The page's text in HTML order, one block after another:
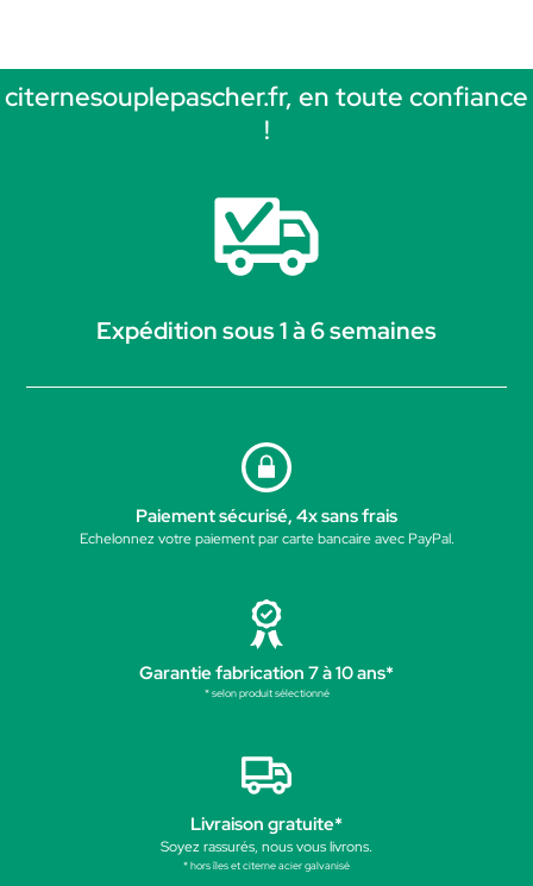
citernesouplepascher.fr, en toute confiance
!
Expédition sous 1 à 6 semaines
Paiement sécurisé, 4x sans frais
Echelonnez votre paiement par carte bancaire avec PayPal.
Garantie fabrication 7 à 10 ans*
* selon produit sélectionné
Livraison gratuite*
Soyez rassurés, nous vous livrons.
* hors îles et citerne acier galvanisé